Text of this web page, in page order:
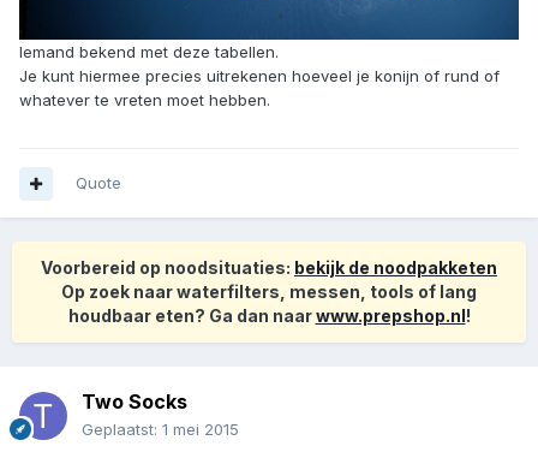
Iemand bekend met deze tabellen.
Je kunt hiermee precies uitrekenen hoeveel je konijn of rund of
whatever te vreten moet hebben.
Quote
Voorbereid op noodsituaties: bekijk de noodpakketen
Op zoek naar waterfilters, messen, tools of lang
houdbaar eten? Ga dan naarwww.prepshop.nl!
Two Socks
Geplaatst: 1 mei 2015